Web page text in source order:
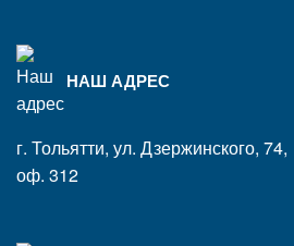
НАШ АДРЕС
г. Тольятти, ул. Дзержинского, 74,
оф. 312